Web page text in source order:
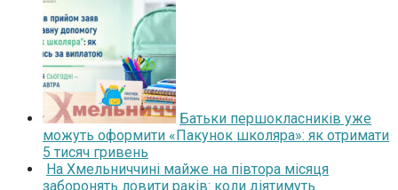
Батьки першокласників уже
можуть оформити «Пакунок школяра»: як отримати
5 тисяч гривень
На Хмельниччині майже на півтора місяця
заборонять ловити раків: коли діятимуть